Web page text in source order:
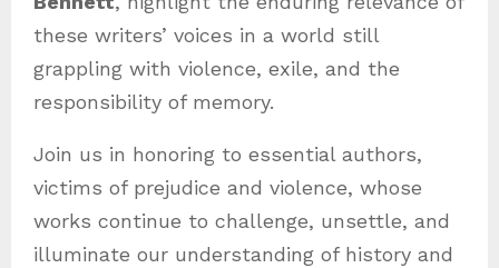
these writers’ voices in a world still
grappling with violence, exile, and the
responsibility of memory.
Join us in honoring to essential authors,
victims of prejudice and violence, whose
works continue to challenge, unsettle, and
illuminate our understanding of history and